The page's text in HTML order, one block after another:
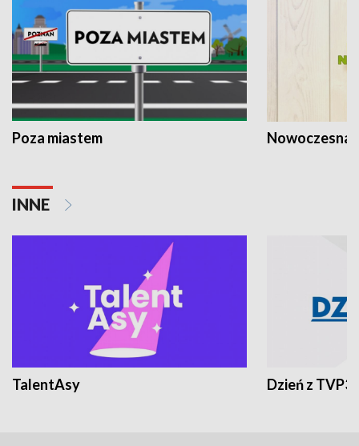
Poza miastem Nowoczesna
INNE
TalentAsy Dzień z TVP3